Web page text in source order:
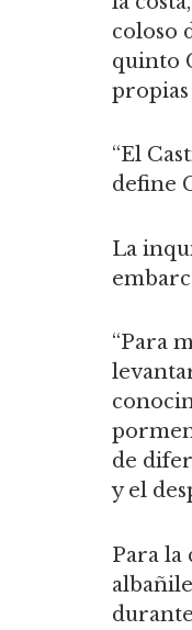
coloso
quinto
“El
define
La
“Para
de
y el
Para la